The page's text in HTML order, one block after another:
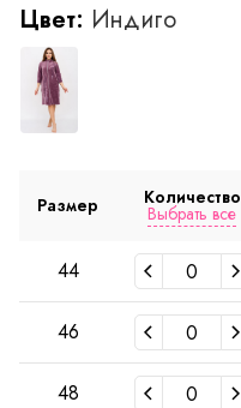
Цвет: Индиго
Размер Количество
Выбрать все
44
46
48